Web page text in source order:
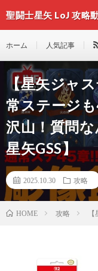
聖闘士星矢 LoJ 攻略
ホーム 人気記事
【星矢ジャ
常ステージ
沢山！質問
星矢GSS】
2025.10.30 攻略
HOME 攻略